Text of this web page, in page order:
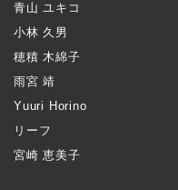
青山 ユキコ
小林 久男
穂積 木綿子
雨宮 靖
Yuuri Horino
リーフ
宮崎 恵美子